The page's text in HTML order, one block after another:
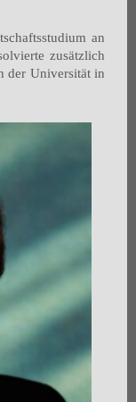
an
zusätzlich
der Universität in